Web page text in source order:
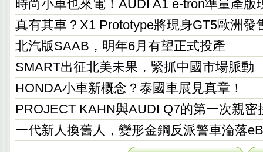
時尚小車也來電！AUDI A1 e-tron準量產版
真有其車？X1 Prototype將現身GT5歐洲發
北汽版SAAB，明年6月有望正式投產
SMART出征北美未果，緊抓中國市場脈動
HONDA小車新概念？泰國車展見真章！
PROJECT KAHN與AUDI Q7的第一次親密
一代新人換舊人，變形金鋼反派警車淪落